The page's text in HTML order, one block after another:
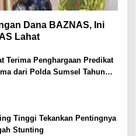
Dana BAZNAS, Ini
Lahat
Terima Penghargaan Predikat
dari Polda Sumsel Tahun
Tinggi Tekankan Pentingnya
Stunting